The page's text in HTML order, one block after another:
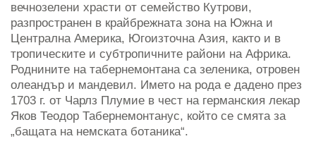
вечнозелени храсти от семейство Кутрови,
разпространен в крайбрежната зона на Южна и
Централна Америка, Югоизточна Азия, както и в
тропическите и субтропичните райони на Африка.
Роднините на табернемонтана са зеленика, отровен
олеандър и мандевил. Името на рода е дадено през
1703 г. от Чарлз Плумие в чест на германския лекар
Яков Теодор Табернемонтанус, който се смята за
„бащата на немската ботаника“.